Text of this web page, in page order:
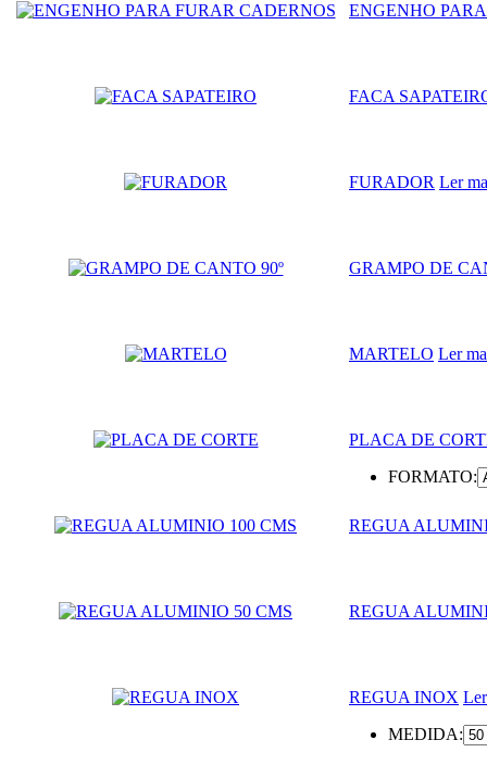
ENGENHO
FACA
FURADOR Ler
GRAMPO DE
MARTELO Ler
PLACA DE
FORMATO:
REGUA
REGUA
REGUA INOX
MEDIDA: